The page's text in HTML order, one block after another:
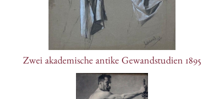
Zwei akademische antike Gewandstudien 1895